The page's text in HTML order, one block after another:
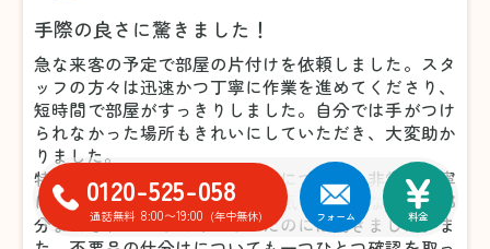
手際の良さに驚きました！
急な来客の予定で部屋の片付けを依頼しました。スタ
ッフの方々は迅速かつ丁寧に作業を進めてくださり、
短時間で部屋がすっきりしました。自分では手がつけ
られなかった場所もきれいにしていただき、大変助か
りました。
特に細かい部分の片付けや掃除についても非常に丁寧
に対応していただき、こちらが気づいていなかった部
分まできれいにしてくださったのには驚きました。ま
0120-525-058
通話無料 8:00〜19:00 (年中無休) フォーム 料金